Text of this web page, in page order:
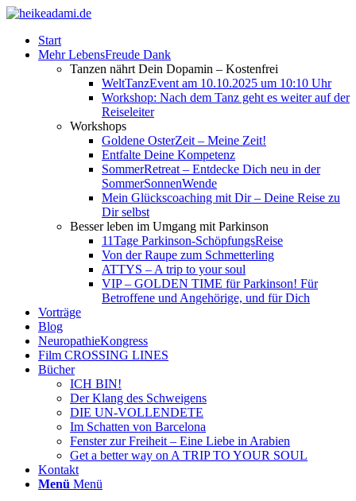
Start
Mehr LebensFreude Dank
Tanzen nährt Dein Dopamin – Kostenfrei
WeltTanzEvent am 10.10.2025 um 10:10 Uhr
Workshop: Nach dem Tanz geht es weiter auf der
Reiseleiter
Workshops
Goldene OsterZeit – Meine Zeit!
Entfalte Deine Kompetenz
SommerRetreat – Entdecke Dich neu in der
SommerSonnenWende
Mein Glückscoaching mit Dir – Deine Reise zu
Dir selbst
Besser leben im Umgang mit Parkinson
11Tage Parkinson-SchöpfungsReise
Von der Raupe zum Schmetterling
ATTYS – A trip to your soul
VIP – GOLDEN TIME für Parkinson! Für
Betroffene und Angehörige, und für Dich
Vorträge
Blog
NeuropathieKongress
Film CROSSING LINES
Bücher
ICH BIN!
Der Klang des Schweigens
DIE UN-VOLLENDETE
Im Schatten von Barcelona
Fenster zur Freiheit – Eine Liebe in Arabien
Get a better way on A TRIP TO YOUR SOUL
Kontakt
Menü Menü